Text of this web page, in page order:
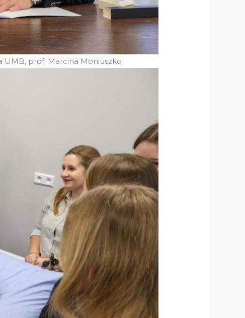
prof. Marcina Moniuszko